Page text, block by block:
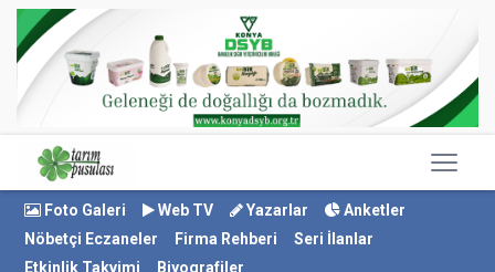
Foto Galeri Web TV Yazarlar
Anketler
Nöbetçi Eczaneler
Firma Rehberi
Seri İlanlar
Etkinlik Takvimi
Biyografiler